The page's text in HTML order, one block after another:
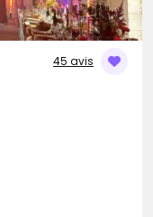
45 avis